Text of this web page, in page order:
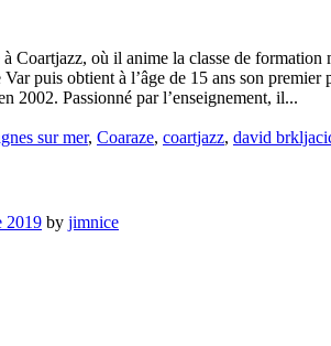
Coartjazz, où il anime la classe de
Var puis obtient à l’âge de 15 ans son
2002. Passionné par l’enseignement, il...
sur mer, Coaraze, coartjazz, david
2019 by jimnice